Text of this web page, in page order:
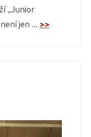
„Junior
jen ... >>